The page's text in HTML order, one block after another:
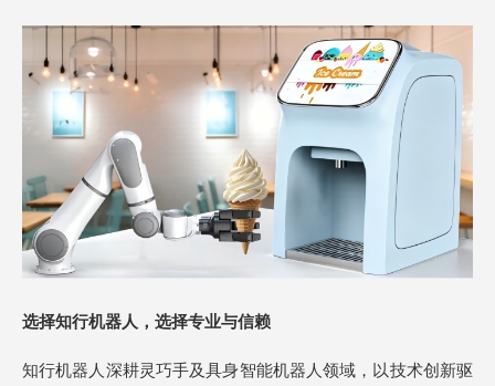
选择知行机器人，选择专业与信赖
知行机器人深耕灵巧手及具身智能机器人领域，以技术创新驱